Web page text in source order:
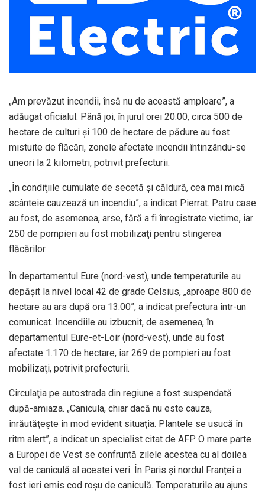
„Am prevăzut incendii, însă nu de această amploare”, a
adăugat oficialul. Până joi, în jurul orei 20:00, circa 500 de
hectare de culturi şi 100 de hectare de pădure au fost
mistuite de flăcări, zonele afectate incendii întinzându-se
uneori la 2 kilometri, potrivit prefecturii.
„În condiţiile cumulate de secetă şi căldură, cea mai mică
scânteie cauzează un incendiu”, a indicat Pierrat. Patru case
au fost, de asemenea, arse, fără a fi înregistrate victime, iar
250 de pompieri au fost mobilizaţi pentru stingerea
flăcărilor.
În departamentul Eure (nord-vest), unde temperaturile au
depăşit la nivel local 42 de grade Celsius, „aproape 800 de
hectare au ars după ora 13:00”, a indicat prefectura într-un
comunicat. Incendiile au izbucnit, de asemenea, în
departamentul Eure-et-Loir (nord-vest), unde au fost
afectate 1.170 de hectare, iar 269 de pompieri au fost
mobilizaţi, potrivit prefecturii.
Circulaţia pe autostrada din regiune a fost suspendată
după-amiaza. „Canicula, chiar dacă nu este cauza,
înrăutăţeşte în mod evident situaţia. Plantele se usucă în
ritm alert”, a indicat un specialist citat de AFP. O mare parte
a Europei de Vest se confruntă zilele acestea cu al doilea
val de caniculă al acestei veri. În Paris și nordul Franței a
fost ieri emis cod roșu de caniculă. Temperaturile au ajuns